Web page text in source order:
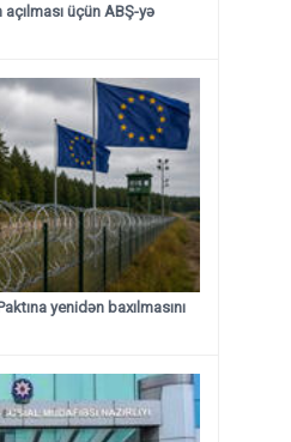
üçün ABŞ-yə
yenidən baxılmasını